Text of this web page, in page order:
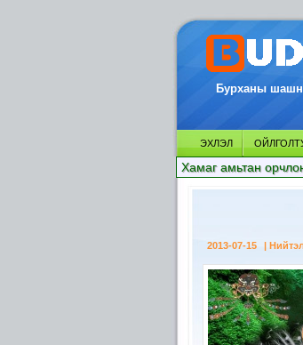
Бурханы
ЭХЛЭЛ
Хамаг амьтан
2013-07-15 |